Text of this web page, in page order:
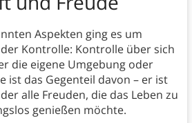
Aspekten ging es um
Kontrolle: Kontrolle über sich
die eigene Umgebung oder
ist das Gegenteil davon – er ist
alle Freuden, die das Leben zu
genießen möchte.